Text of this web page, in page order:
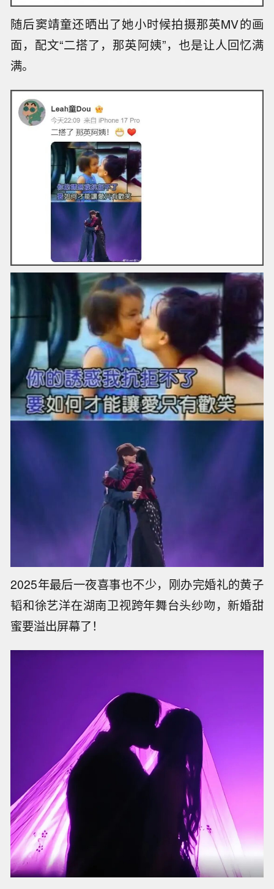
随后窦靖童还晒出了她小时候拍摄那英MV的画
面，配文“二搭了，那英阿姨”，也是让人回忆满
满。
2025年最后一夜喜事也不少，刚办完婚礼的黄子
韬和徐艺洋在湖南卫视跨年舞台头纱吻，新婚甜
蜜要溢出屏幕了！